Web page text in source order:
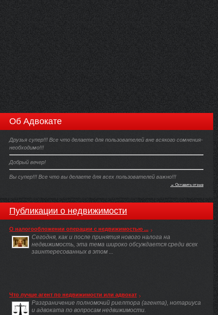
Об Адвокате
Друзья супер!!! Все что делаете для пользователей вне всякого сомнения-
необходимо!!!
Добрый вечер!
Вы супер!!! Все что вы делаете для всех пользователей важно!!!
→ Оставить отзыв
Публикации о недвижимости
О налогообложении операции с недвижимостью ...
Сегодня, как и после принятия нового налога на
недвижимость, эта тема широко обсуждается среди всех
заинтересованных в этом ...
Что лучше агент по недвижимости или адвокат
Разграничение полномочий риелтора (агента), нотариуса
и адвоката по вопросам недвижимости.